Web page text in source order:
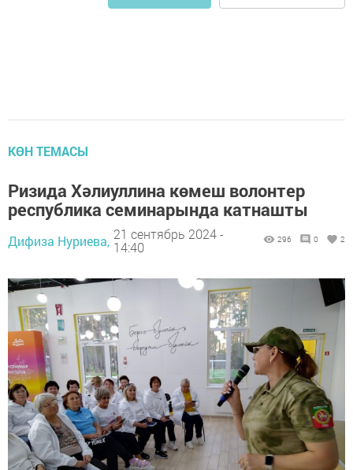
КӨН ТЕМАСЫ
Ризида Хәлиуллина көмеш волонтер
республика семинарында катнашты
Дифиза Нуриева, 21 сентябрь 2024 -
14:40
296 0 2